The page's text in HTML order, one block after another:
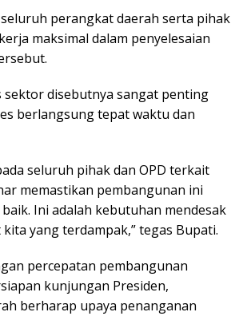
perangkat daerah serta pihak
maksimal dalam penyelesaian
sektor disebutnya sangat penting
berlangsung tepat waktu dan
seluruh pihak dan OPD terkait
memastikan pembangunan ini
Ini adalah kebutuhan mendesak
yang terdampak,” tegas Bupati.
percepatan pembangunan
kunjungan Presiden,
berharap upaya penanganan